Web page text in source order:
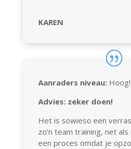
KAREN
Aanraders niveau:Hoog!
Advies: zeker doen!
Het is sowieso een
zo’n team training, net
een proces omdat je